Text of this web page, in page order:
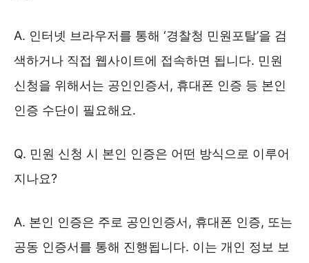
A. 인터넷 브라우저를 통해 ‘경찰청 민원포탈’을 검
색하거나 직접 웹사이트에 접속하면 됩니다. 민원
신청을 위해서는 공인인증서, 휴대폰 인증 등 본인
인증 수단이 필요해요.
Q. 민원 신청 시 본인 인증은 어떤 방식으로 이루어
지나요?
A. 본인 인증은 주로 공인인증서, 휴대폰 인증, 또는
공동 인증서를 통해 진행됩니다. 이는 개인 정보 보